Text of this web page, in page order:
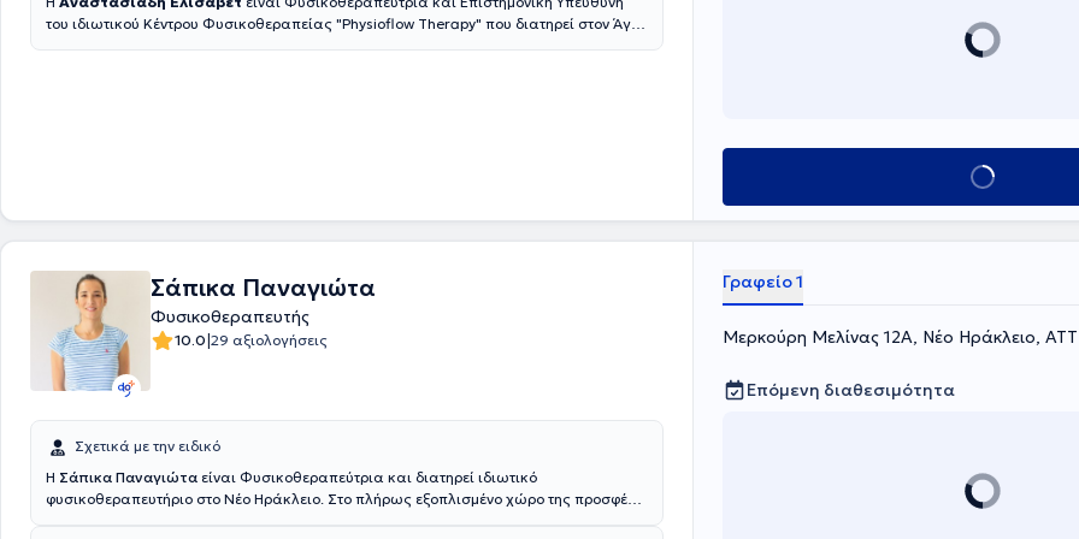
του ιδιωτικού Κέντρου Φυσικοθεραπείας "Physioflow Therapy" που διατηρεί στον Άγιο
βελονισμό. Διαθέτει πιστοποίηση σε τεχνικές manual therapy και τεχνικές
χειροπρακτικής για αξιολόγηση και θεραπεία μυοσκελετικών προβλημάτων σε όλο
και δημόσιες κλινικές στην Αγγλία (West Sussex και Sussex Community NHS trust)
και στην Ελλάδα.
Κλείσε ραντεβού
Σάπικα Παναγιώτα
Φυσικοθεραπευτής
10.0|29 αξιολογήσεις
Σχετικά με την ειδικό
Η Σάπικα Παναγιώτα είναι Φυσικοθεραπεύτρια και διατηρεί ιδιωτικό
φυσικοθεραπευτήριο στο Νέο Ηράκλειο. Στο πλήρως εξοπλισμένο χώρο της προσφέρει
Γραφείο 1
Μερκούρη Μελίνας 12Α, Νέο Ηράκλειο,
Επόμενη διαθεσιμότητα